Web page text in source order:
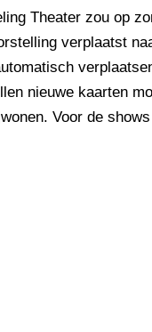
Theater zou op
verplaatst
nieuwe kaarten
Voor de